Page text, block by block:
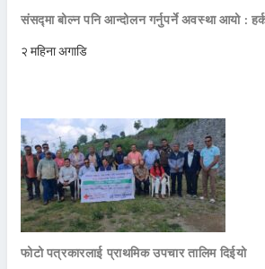
संसद्मा बोल्न पनि आन्दोलन गर्नुपर्ने अवस्था आयो :
२ महिना अगाडि
फोटो पत्रकारलाई प्राथमिक उपचार तालिम दिईयो